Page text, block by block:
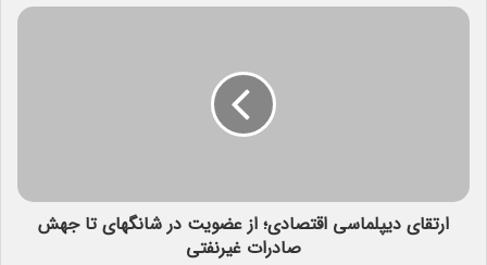
ارتقای دیپلماسی اقتصادی؛ از عضویت در شانگهای تا جهش
صادرات غیرنفتی